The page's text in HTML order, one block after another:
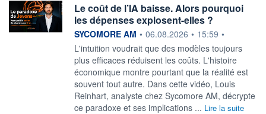
Le coût de l’IA baisse. Alors pourquoi
les dépenses explosent-elles ?
information fournie par
SYCOMORE AM • 06.08.2026 • 15:59 •
L'intuition voudrait que des modèles toujours
plus efficaces réduisent les coûts. L'histoire
économique montre pourtant que la réalité est
souvent tout autre. Dans cette vidéo, Louis
Reinhart, analyste chez Sycomore AM, décrypte
ce paradoxe et ses implications ... Lire la suite